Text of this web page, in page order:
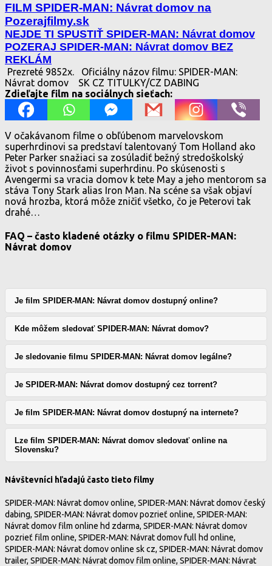
FILM SPIDER-MAN: Návrat domov na
Pozerajfilmy.sk
NEJDE TI SPUSTIŤ SPIDER-MAN: Návrat domov
POZERAJ SPIDER-MAN: Návrat domov BEZ
REKLÁM
Prezreté 9852x.
Oficiálny názov filmu: SPIDER-MAN:
Návrat domov
SK CZ TITULKY/CZ DABING
Zdieľajte film na sociálnych sieťach:
V očakávanom filme o obľúbenom marvelovskom
superhrdinovi sa predstaví talentovaný Tom Holland ako
Peter Parker snažiaci sa zosúladiť bežný stredoškolský
život s povinnosťami superhrdinu. Po skúsenosti s
Avengermi sa vracia domov k tete May a jeho mentorom sa
stáva Tony Stark alias Iron Man. Na scéne sa však objaví
nová hrozba, ktorá môže zničiť všetko, čo je Peterovi tak
drahé…
FAQ – často kladené otázky o filmu SPIDER-MAN:
Návrat domov
Je film SPIDER-MAN: Návrat domov dostupný online?
Kde môžem sledovať SPIDER-MAN: Návrat domov?
Je sledovanie filmu SPIDER-MAN: Návrat domov legálne?
Je SPIDER-MAN: Návrat domov dostupný cez torrent?
Je film SPIDER-MAN: Návrat domov dostupný na internete?
Lze film SPIDER-MAN: Návrat domov sledovať online na
Slovensku?
Návštevníci hľadajú často tieto filmy
SPIDER-MAN: Návrat domov online, SPIDER-MAN: Návrat domov český
dabing, SPIDER-MAN: Návrat domov pozrieť online, SPIDER-MAN:
Návrat domov film online hd zdarma, SPIDER-MAN: Návrat domov
pozrieť film online, SPIDER-MAN: Návrat domov full hd online,
SPIDER-MAN: Návrat domov online sk cz, SPIDER-MAN: Návrat domov
trailer, SPIDER-MAN: Návrat domov film online, SPIDER-MAN: Návrat